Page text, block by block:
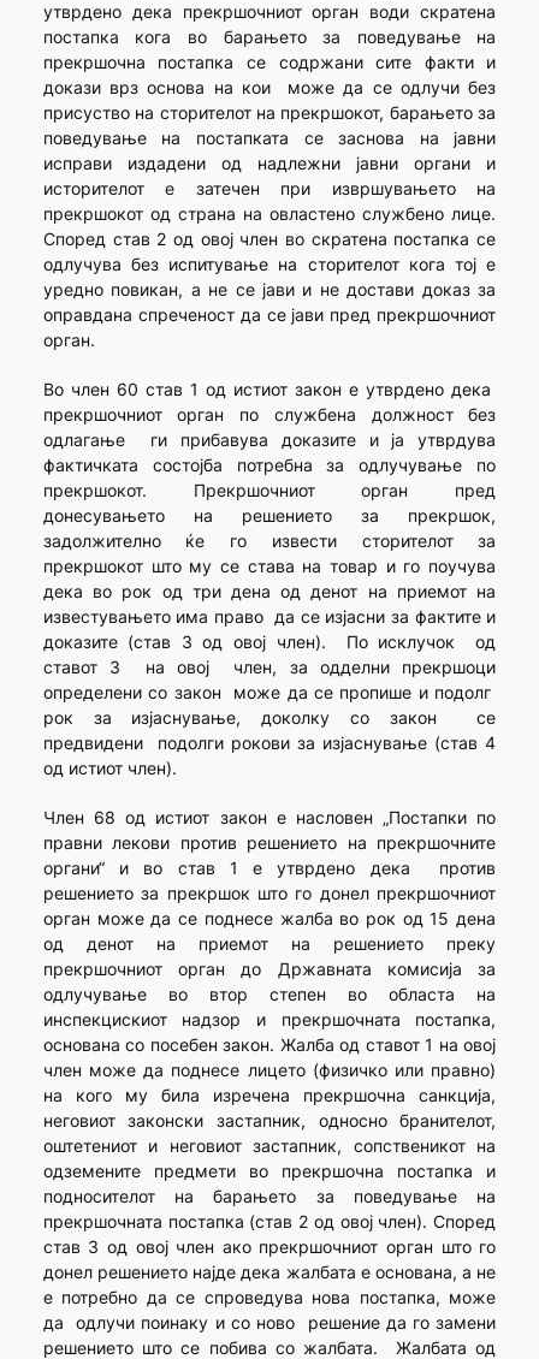
утврдено дека прекршочниот орган води скратена
постапка кога во барањето за поведување на
прекршочна постапка се содржани сите факти и
докази врз основа на кои може да се одлучи без
присуство на сторителот на прекршокот, барањето за
поведување на постапката се заснова на јавни
исправи издадени од надлежни јавни органи и
исторителот е затечен при извршувањето на
прекршокот од страна на овластено службено лице.
Според став 2 од овој член во скратена постапка се
одлучува без испитување на сторителот кога тој е
уредно повикан, а не се јави и не достави доказ за
оправдана спреченост да се јави пред прекршочниот
орган.
Во член 60 став 1 од истиот закон е утврдено дека
прекршочниот орган по службена должност без
одлагање ги прибавува доказите и ја утврдува
фактичката состојба потребна за одлучување по
прекршокот. Прекршочниот орган пред
донесувањето на решението за прекршок,
задолжително ќе го извести сторителот за
прекршокот што му се става на товар и го поучува
дека во рок од три дена од денот на приемот на
известувањето има право да се изјасни за фактите и
доказите (став 3 од овој член). По исклучок од
ставот 3 на овој член, за одделни прекршоци
определени со закон може да се пропише и подолг
рок за изјаснување, доколку со закон се
предвидени подолги рокови за изјаснување (став 4
од истиот член).
Член 68 од истиот закон е насловен „Постапки по
правни лекови против решението на прекршочните
органи“ и во став 1 е утврдено дека против
решението за прекршок што го донел прекршочниот
орган може да се поднесе жалба во рок од 15 дена
од денот на приемот на решението преку
прекршочниот орган до Државната комисија за
одлучување во втор степен во областа на
инспекцискиот надзор и прекршочната постапка,
основана со посебен закон. Жалба од ставот 1 на овој
член може да поднесе лицето (физичко или правно)
на кого му била изречена прекршочна санкција,
неговиот законски застапник, односно бранителот,
оштетениот и неговиот застапник, сопственикот на
одземените предмети во прекршочна постапка и
подносителот на барањето за поведување на
прекршочната постапка (став 2 од овој член). Според
став 3 од овој член ако прекршочниот орган што го
донел решението најде дека жалбата е основана, а не
е потребно да се спроведува нова постапка, може
да одлучи поинаку и со ново решение да го замени
решението што се побива со жалбата. Жалбата од